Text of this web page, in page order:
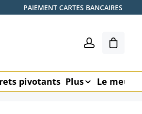
PAIEMENT CARTES BANCAIRES
Le
pivotants Plus Le